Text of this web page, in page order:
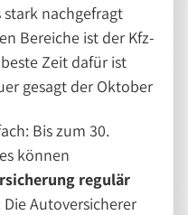
nachgefragt
Bereiche ist der Kfz-
Zeit dafür ist
gesagt der Oktober
Bis zum 30.
können
regulär
Autoversicherer